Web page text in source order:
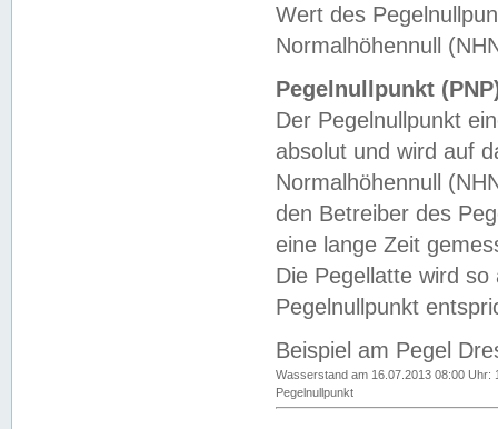
Wert des
Normalhöhennull
Pegelnullpunkt
Der Pegelnullpunkt
absolut und wird auf
Normalhöhennull
den Betreiber des
eine lange Zeit
Die Pegellatte wird
Pegelnullpunkt
Beispiel am Pegel
Wasserstand am 16.07.2013 08:00 Uhr:
Pegelnullpunkt